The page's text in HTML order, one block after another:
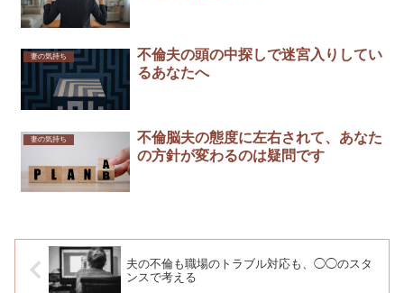
妻の気持ち
不倫夫の頭の中探しで迷宮入りしてい
るあなたへ
妻の気持ち
不倫脳夫の態度に左右されて、あなた
の方針が変わるのは疑問です
夫の不倫も職場のトラブル対応も、◯◯のスタ
ンスで考える